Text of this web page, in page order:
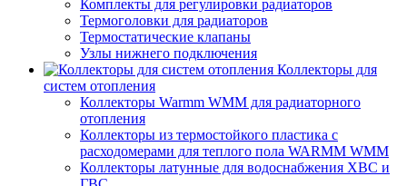
Комплекты для регулировки радиаторов
Термоголовки для радиаторов
Термостатические клапаны
Узлы нижнего подключения
Коллекторы для
систем отопления
Коллекторы Warmm WMM для радиаторного
отопления
Коллекторы из термостойкого пластика с
расходомерами для теплого пола WARMM WMM
Коллекторы латунные для водоснабжения ХВС и